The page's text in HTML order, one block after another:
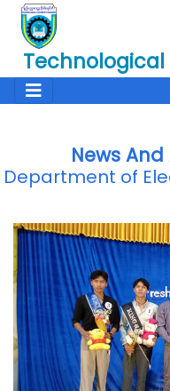
News
Department of